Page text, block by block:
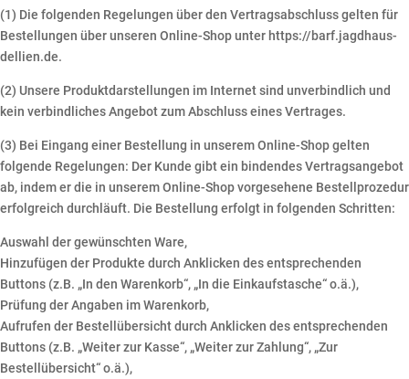
(1) Die folgenden Regelungen über den Vertragsabschluss gelten für
Bestellungen über unseren Online-Shop unter https://barf.jagdhaus-
dellien.de.
(2) Unsere Produktdarstellungen im Internet sind unverbindlich und
kein verbindliches Angebot zum Abschluss eines Vertrages.
(3) Bei Eingang einer Bestellung in unserem Online-Shop gelten
folgende Regelungen: Der Kunde gibt ein bindendes Vertragsangebot
ab, indem er die in unserem Online-Shop vorgesehene Bestellprozedur
erfolgreich durchläuft. Die Bestellung erfolgt in folgenden Schritten:
Auswahl der gewünschten Ware,
Hinzufügen der Produkte durch Anklicken des entsprechenden
Buttons (z.B. „In den Warenkorb“, „In die Einkaufstasche“ o.ä.),
Prüfung der Angaben im Warenkorb,
Aufrufen der Bestellübersicht durch Anklicken des entsprechenden
Buttons (z.B. „Weiter zur Kasse“, „Weiter zur Zahlung“, „Zur
Bestellübersicht“ o.ä.),